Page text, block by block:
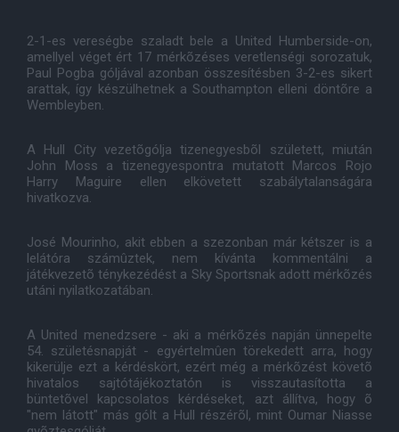
2-1-es vereségbe szaladt bele a United Humberside-on,
amellyel véget ért 17 mérkõzéses veretlenségi sorozatuk,
Paul Pogba góljával azonban összesítésben 3-2-es sikert
arattak, így készülhetnek a Southampton elleni döntõre a
Wembleyben.
A Hull City vezetõgólja tizenegyesbõl született, miután
John Moss a tizenegyespontra mutatott Marcos Rojo
Harry Maguire ellen elkövetett szabálytalanságára
hivatkozva.
José Mourinho, akit ebben a szezonban már kétszer is a
lelátóra számûztek, nem kívánta kommentálni a
játékvezetõ ténykezédést a Sky Sportsnak adott mérkõzés
utáni nyilatkozatában.
A United menedzsere - aki a mérkõzés napján ünnepelte
54. születésnapját - egyértelmûen törekedett arra, hogy
kikerülje ezt a kérdéskört, ezért még a mérkõzést követõ
hivatalos sajtótájékoztatón is visszautasította a
büntetõvel kapcsolatos kérdéseket, azt állítva, hogy õ
"nem látott" más gólt a Hull részérõl, mint Oumar Niasse